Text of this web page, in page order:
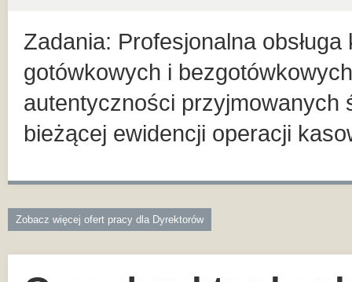
Zadania: Profesjonalna
gotówkowych i
autentyczności przyjmowanych
bieżącej ewidencji operacji
Zobacz więcej ofert pracy dla Dyrektorów